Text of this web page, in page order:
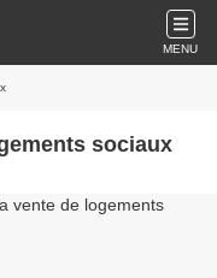
MENU
sociaux